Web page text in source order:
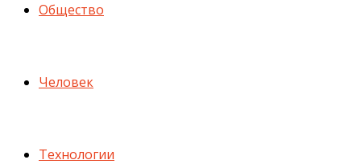
Общество
Человек
Технологии